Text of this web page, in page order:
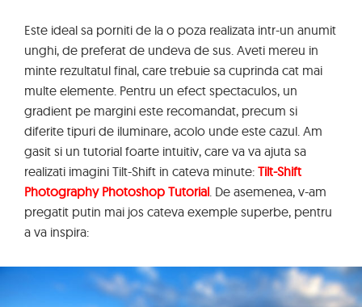
Este ideal sa porniti de la o poza realizata intr-un anumit
unghi, de preferat de undeva de sus. Aveti mereu in
minte rezultatul final, care trebuie sa cuprinda cat mai
multe elemente. Pentru un efect spectaculos, un
gradient pe margini este recomandat, precum si
diferite tipuri de iluminare, acolo unde este cazul. Am
gasit si un tutorial foarte intuitiv, care va va ajuta sa
realizati imagini Tilt-Shift in cateva minute: Tilt-Shift
Photography Photoshop Tutorial. De asemenea, v-am
pregatit putin mai jos cateva exemple superbe, pentru
a va inspira: